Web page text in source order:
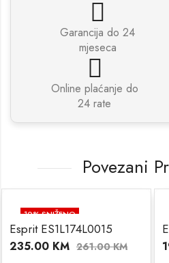
Garancija do 24
mjeseca
Online plaćanje do
24 rate
Povezani
10% SNIŽENO
Esprit ES1L174L0015
235.00 KM 261.00KM